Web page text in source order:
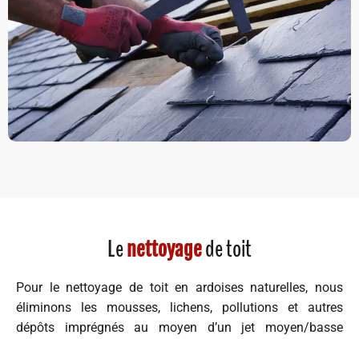
Lenettoyagede toit
Pour le nettoyage de toit en ardoises naturelles, nous
éliminons les mousses, lichens, pollutions et autres
dépôts imprégnés au moyen d’un jet moyen/basse